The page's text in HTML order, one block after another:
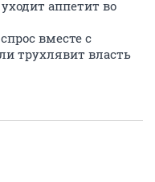
аппетит во
вместе с
трухлявит власть